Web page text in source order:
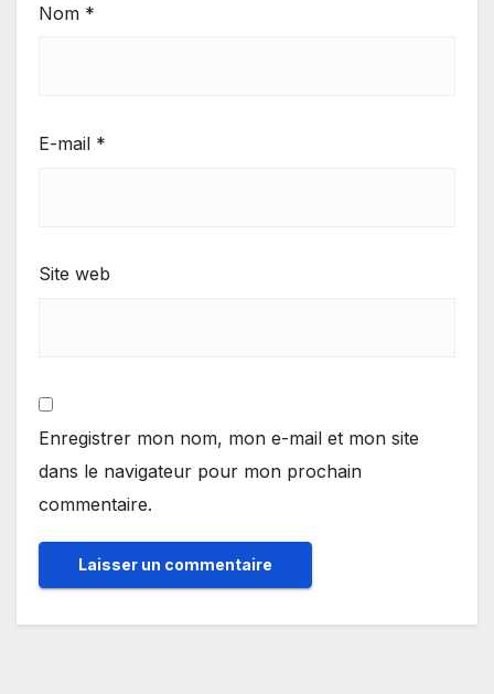
Nom *
E-mail *
Site web
Enregistrer mon nom, mon e-mail et mon site
dans le navigateur pour mon prochain
commentaire.